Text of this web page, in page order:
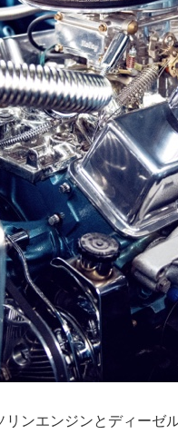
ンエンジンとディーゼ